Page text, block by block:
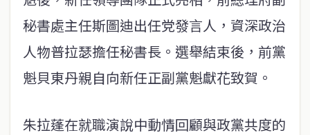
秘書處主任斯圖迪出任党發言人，資深政治
人物普拉瑟擔任秘書長。選舉結束後，前黨
魁貝東丹親自向新任正副黨魁獻花致賀。
朱拉蓬在就職演說中動情回顧與政黨共度的